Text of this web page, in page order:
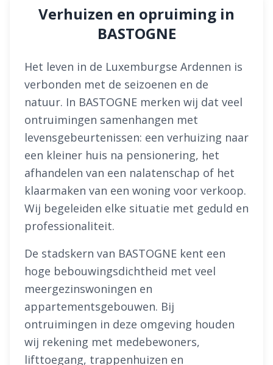
Verhuizen en opruiming in
BASTOGNE
Het leven in de Luxemburgse Ardennen is
verbonden met de seizoenen en de
natuur. In BASTOGNE merken wij dat veel
ontruimingen samenhangen met
levensgebeurtenissen: een verhuizing naar
een kleiner huis na pensionering, het
afhandelen van een nalatenschap of het
klaarmaken van een woning voor verkoop.
Wij begeleiden elke situatie met geduld en
professionaliteit.
De stadskern van BASTOGNE kent een
hoge bebouwingsdichtheid met veel
meergezinswoningen en
appartementsgebouwen. Bij
ontruimingen in deze omgeving houden
wij rekening met medebewoners,
lifttoegang, trappenhuizen en